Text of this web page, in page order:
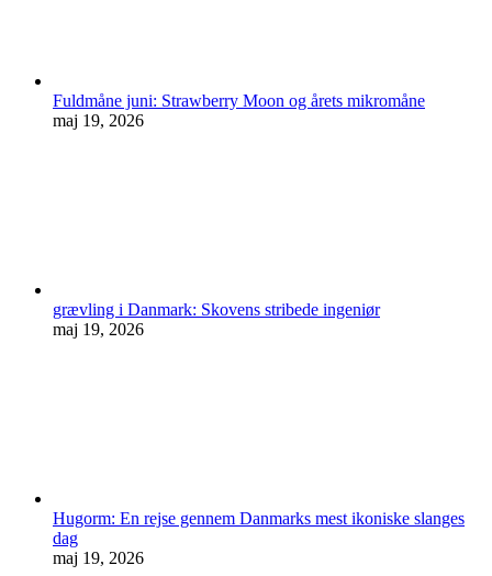
Fuldmåne juni: Strawberry Moon og årets mikromåne
maj 19, 2026
grævling i Danmark: Skovens stribede ingeniør
maj 19, 2026
Hugorm: En rejse gennem Danmarks mest ikoniske slanges
dag
maj 19, 2026